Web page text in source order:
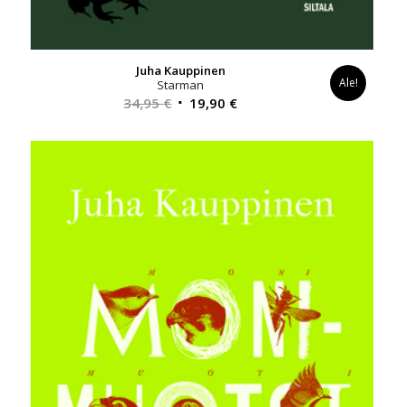
Juha Kauppinen
Starman
34,95€ Alkuperäinen
oli:
19,90 €Nykyinen
on:
Ale!